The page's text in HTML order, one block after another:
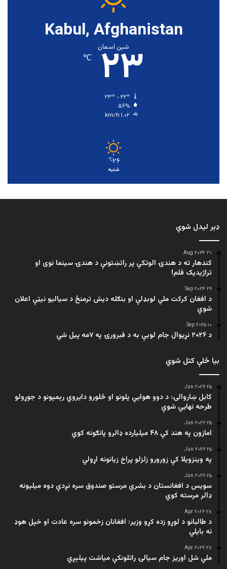
Kabul, Afghanistan
شین اسمان
۲۳ ℃
۵۶%
۱.۰۲ km/h
۲۶℃
شنبه
ډېر لیدل شوي
۳۱ Aug ۲۰۲۴
کندهار ته د هندۍ الوتکې پر راتښتونې د هندۍ سینما نوی او
تراژيديک فلم!
۲۹ Sep ۲۰۲۴
د افغان کرکت ملي لوبډلې او بنګله دیش ترمنځ د سیالیو نیټې اعلان
شوې
۱۰ Sep ۲۰۲۵
د ۲۰۲۶ نړیوال جام لوبې به د فبرورۍ په ۷مه پیل شي
بیا ځلې کتل شوي
۲۵ Jun ۲۰۲۶
کابل ښاروالۍ: د دوو هوايي پلونو او څلورو دایروي رېمپونو د جوړولو
طرحه نهایي شوې
۲۵ Jun ۲۰۲۶
امازون په هند کې ۴۸ میلیارده ډالرو پانګونه کوي
۲۵ Jun ۲۰۲۶
په وینزویلا کې زورورو زلزلو پراخ زیانونه اړولي
۲۵ Jun ۲۰۲۶
سویس د افغانستان د بشري مرستو صندوق سره نږدې دوه میلیونه
ډالر مرسته کوي
۲۸ Apr ۲۰۲۶
د طالبانو د لوړو زده کړو وزیر: افغانان زخمونو سره عادت او خپل هوډ
نه بایلي
۲۸ Apr ۲۰۲۶
ملي شل اوریز جام سیالۍ راتلونکې میاشت پیلېږي